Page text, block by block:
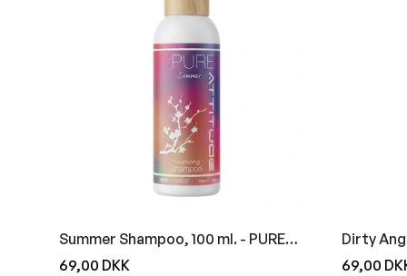
Summer Shampoo, 100 ml. - PURE
ATTITUDE
Normal
69,00 DKK
Dirty
Normal
69,00